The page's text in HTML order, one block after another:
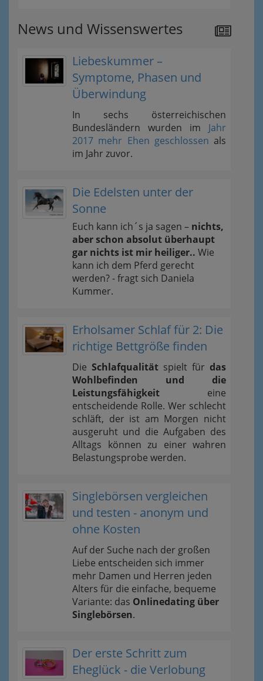
News und Wissenswertes
Liebeskummer –
Symptome, Phasen und
Überwindung
In sechs österreichischen
Bundesländern wurden im Jahr
2017 mehr Ehen geschlossen als
im Jahr zuvor.
Die Edelsten unter der
Sonne
Euch kann ich´s ja sagen – nichts,
aber schon absolut überhaupt
gar nichts ist mir heiliger.. Wie
kann ich dem Pferd gerecht
werden? - fragt sich Daniela
Kummer.
Erholsamer Schlaf für 2: Die
richtige Bettgröße finden
Die Schlafqualität spielt für das
Wohlbefinden und die
Leistungsfähigkeit eine
entscheidende Rolle. Wer schlecht
schläft, der ist am Morgen nicht
ausgeruht und die Aufgaben des
Alltags können zu einer wahren
Belastungsprobe werden.
Singlebörsen vergleichen
und testen - anonym und
ohne Kosten
Auf der Suche nach der großen
Liebe entscheiden sich immer
mehr Damen und Herren jeden
Alters für die einfache, bequeme
Variante: das Onlinedating über
Singlebörsen.
Der erste Schritt zum
Eheglück - die Verlobung